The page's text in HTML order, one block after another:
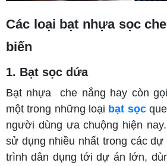
Các loại bạt nhựa sọc
biến
1. Bạt sọc dứa
Bạt nhựa che nắng hay còn gọi
một trong những loại bạt sọc
người dùng ưa chuộng hiện
sử dụng nhiều nhất trong các
trình dân dụng tới dự án lớn,